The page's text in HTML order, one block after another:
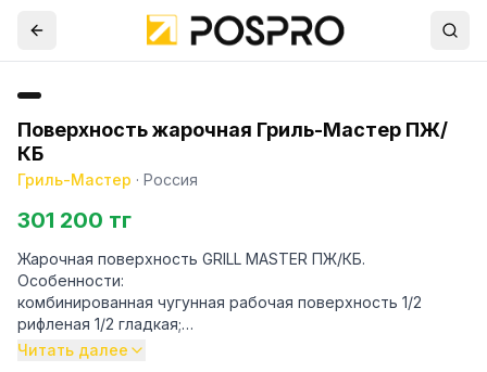
Поверхность жарочная Гриль-Мастер ПЖ/
КБ
Гриль-Мастер · Россия
301 200 тг
Жарочная поверхность GRILL MASTER ПЖ/КБ.
Особенности:
комбинированная чугунная рабочая поверхность 1/2
рифленая 1/2 гладкая;
низкое энергопотребление 7,2 кВт;
Читать далее